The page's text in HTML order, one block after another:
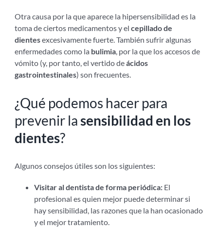
Otra causa por la que aparece la hipersensibilidad es la
toma de ciertos medicamentos y el cepillado de
dientesexcesivamente fuerte. También sufrir algunas
enfermedades como la bulimia , por la que los accesos de
vómito (y, por tanto, el vertido deácidos
gastrointestinales) son frecuentes.
¿Qué podemos hacer para
prevenir lasensibilidad en los
dientes?
Algunos consejos útiles son los siguientes:
Visitar al dentista de forma periódica: El
profesional es quien mejor puede determinar si
hay sensibilidad, las razones que la han ocasionado
y el mejor tratamiento.